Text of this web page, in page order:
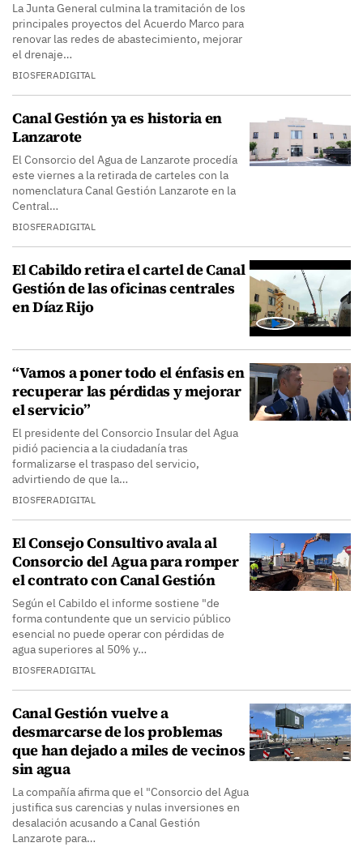
La Junta General culmina la tramitación de los
principales proyectos del Acuerdo Marco para
renovar las redes de abastecimiento, mejorar
el drenaje…
BIOSFERADIGITAL
Canal Gestión ya es historia en
Lanzarote
El Consorcio del Agua de Lanzarote procedía
este viernes a la retirada de carteles con la
nomenclatura Canal Gestión Lanzarote en la
Central…
BIOSFERADIGITAL
El Cabildo retira el cartel de Canal
Gestión de las oficinas centrales
en Díaz Rijo
“Vamos a poner todo el énfasis en
recuperar las pérdidas y mejorar
el servicio”
El presidente del Consorcio Insular del Agua
pidió paciencia a la ciudadanía tras
formalizarse el traspaso del servicio,
advirtiendo de que la…
BIOSFERADIGITAL
El Consejo Consultivo avala al
Consorcio del Agua para romper
el contrato con Canal Gestión
Según el Cabildo el informe sostiene "de
forma contundente que un servicio público
esencial no puede operar con pérdidas de
agua superiores al 50% y…
BIOSFERADIGITAL
Canal Gestión vuelve a
desmarcarse de los problemas
que han dejado a miles de vecinos
sin agua
La compañía afirma que el "Consorcio del Agua
justifica sus carencias y nulas inversiones en
desalación acusando a Canal Gestión
Lanzarote para…